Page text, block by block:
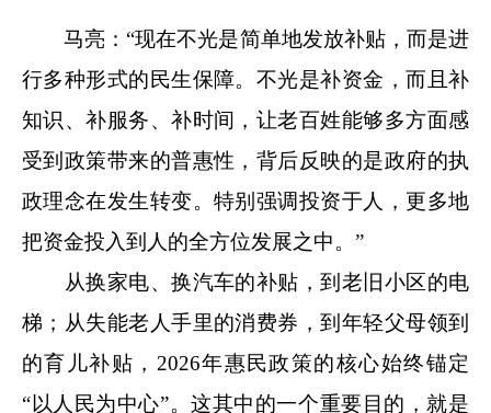
马亮：“现在不光是简单地发放补贴，而是进
行多种形式的民生保障。不光是补资金，而且补
知识、补服务、补时间，让老百姓能够多方面感
受到政策带来的普惠性，背后反映的是政府的执
政理念在发生转变。特别强调投资于人，更多地
把资金投入到人的全方位发展之中。”
从换家电、换汽车的补贴，到老旧小区的电
梯；从失能老人手里的消费券，到年轻父母领到
的育儿补贴，2026年惠民政策的核心始终锚定
“以人民为中心”。这其中的一个重要目的，就是